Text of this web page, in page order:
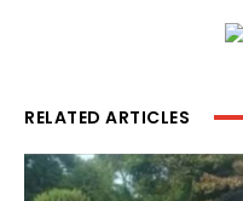
RELATED ARTICLES